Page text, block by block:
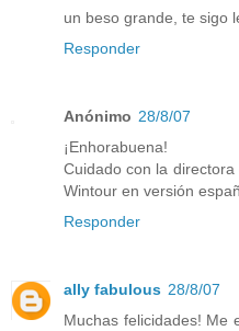
un beso grande, te sigo
Responder
Anónimo 28/8/07
¡Enhorabuena!
Cuidado con la
Wintour en versión
Responder
ally fabulous 28/8/07
Muchas felicidades! Me